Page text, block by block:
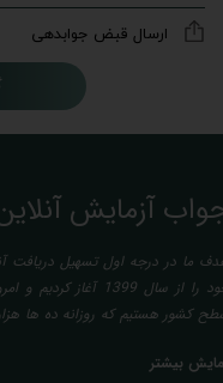
ارسال قبض جوابدهی
آزمایش
ما در درجه اول تسهیل دریافت
خود را از سال 1399
کشور هستیم که روزانه ده ها
با تایید و مهر پزشک
بیشتر